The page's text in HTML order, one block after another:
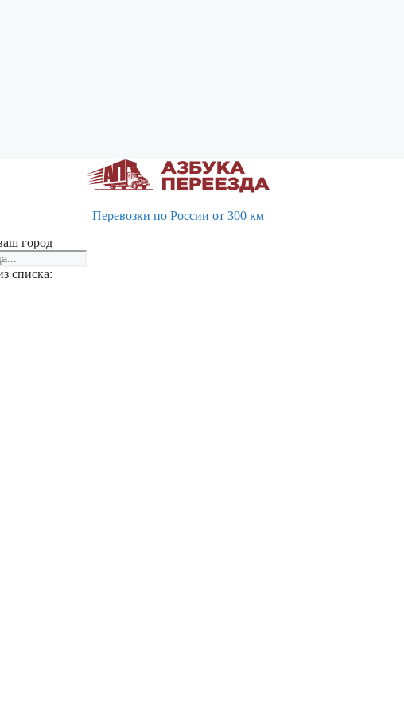
Перевозки по России от 300 км
город
списка: